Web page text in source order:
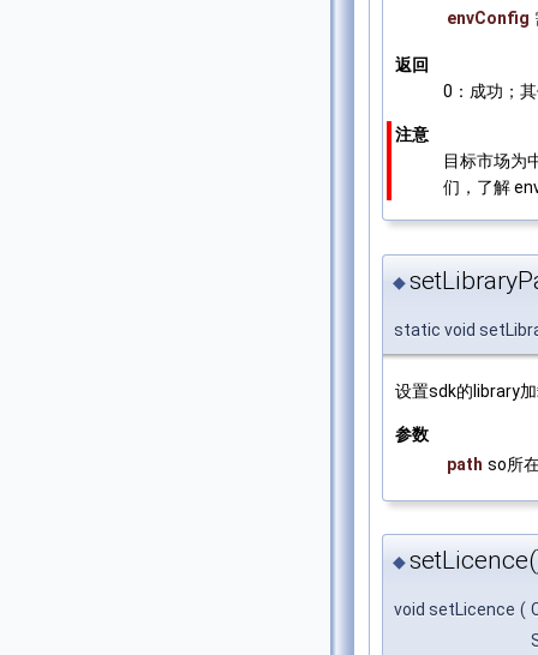
envConfig
返回
0：成功；
注意
目标市场为
们，了解
◆
static void
设置sdk的library
参数
path so所
◆
void setLicence (